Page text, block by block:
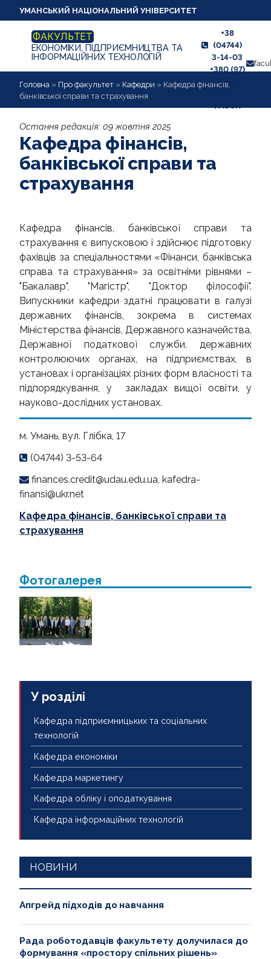
УМАНСЬКИЙ НАЦІОНАЛЬНИЙ УНІВЕРСИТЕТ
ФАКУЛЬТЕТ
ЕКОНОМІКИ, ПІДПРИЄМНИЦТВА ТА
ІНФОРМАЦІЙНИХ ТЕХНОЛОГІЙ
+38
(04744)
3-14-03
+380 (97)
460-93-
ПРО ФАКУЛЬТЕТ
ЗДОБУВАЧУ ОСВІТИ
НАУКОВА РОБОТА
ВИХОВНА РОБОТА
МІЖНАРОДНІ ЗВ'ЯЗКИ
ІСТОРІЯ РОЗВИТКУ
ОГОЛОШЕННЯ
Головна » Про факультет » Кафедри » Кафедра фінансів,
банківської справи та страхування
Остання редакція: 09 жовтня 2025
Кафедра фінансів,
банківської справи та
страхування
Кафедра фінансів, банківської справи та
страхування є випусковою і здійснює підготовку
фахівців за спеціальностями «Фінанси, банківська
справа та страхування» за освітніми рівнями –
"Бакалавр", "Магістр", "Доктор філософії".
Випускники кафедри здатні працювати в галузі
державних фінансів, зокрема в системах
Міністерства фінансів, Державного казначейства,
Державної податкової служби, державних
контролюючих органах, на підприємствах, в
установах і організаціях різних форм власності та
підпорядкування, у закладах вищої освіти, у
науково-дослідних установах.
м. Умань, вул. Глібка, 17
(04744) 3-53-64
finances.credit@udau.edu.ua, kafedra-
finansi@ukr.net
Кафедра фінансів, банківської справи та
страхування
Фотогалерея
У розділі
Кафедра підприємницьких та соціальних
технологій
Кафедра економіки
Кафедра маркетингу
Кафедра обліку і оподаткування
Кафедра інформаційних технологій
НОВИНИ
Апгрейд підходів до навчання
Рада роботодавців факультету долучилася до
формування «простору спільних рішень»